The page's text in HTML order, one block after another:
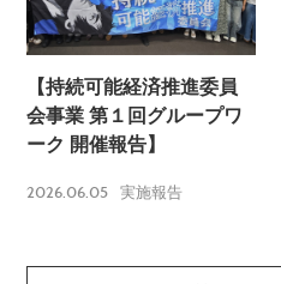
【持続可能経済推進委員
会事業 第１回グループワ
ーク 開催報告】
2026.06.05 実施報告